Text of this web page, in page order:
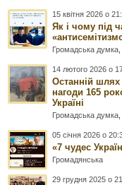
15 квітня 2026 о
Як і чому під
Громадська думка
14 лютого 2026 о
Останній
нагоди 165
Україні
Громадська думка
05 січня 2026 о
«7 чудес
Громадянська
29 грудня 2025 о